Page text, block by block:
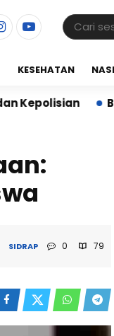
KESEHATAN
Babinsa Koramil
SIDRAP 0 79